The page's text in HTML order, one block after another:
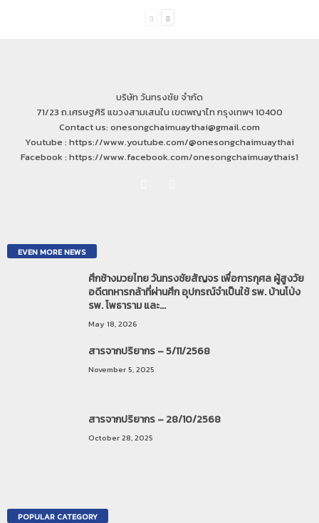
บริษัท วันทรงชัย จำกัด
71/23 ถ.เศรษฐศิริ แขวงสามเสนใน เขตพญาไท กรุงเทพฯ 10400
Contact us: onesongchaimuaythai@gmail.com
Youtube : https://www.youtube.com/@onesongchaimuaythai
Facebook : https://www.facebook.com/onesongchaimuaythais1
EVEN MORE NEWS
ศึกช้างมวยไทย วันทรงชัยสัญจร เพื่อการกุศล ผู้สูงวัย
อดีตทหารกล้าที่ผ่านศึก อุปกรณ์จำเป็นใช้ รพ. บ้านโป่ง
รพ. โพธาราม และ...
May 18, 2026
สารจากปริยากร – 5/11/2568
November 5, 2025
สารจากปริยากร – 28/10/2568
October 28, 2025
POPULAR CATEGORY